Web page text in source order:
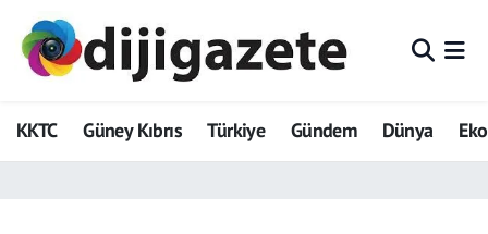
KKTC Güney Kıbrıs Türkiye Gündem Dünya
ADVERTORIAL
Dijigazete
Hava Durumu
Trafik Durumu